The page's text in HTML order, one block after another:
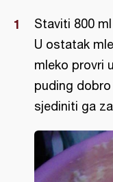
Staviti 800
U ostatak
mleko provri
puding
sjediniti ga